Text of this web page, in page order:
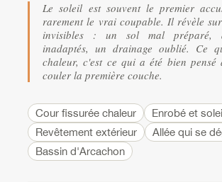
Le soleil est souvent le premier
rarement le vrai coupable. Il révèle
invisibles : un sol mal préparé,
inadaptés, un drainage oublié. Ce
chaleur, c'est ce qui a été bien pensé
couler la première couche.
Cour fissurée chaleur
Enrobé et
Revêtement extérieur
Allée qui se
Bassin d'Arcachon